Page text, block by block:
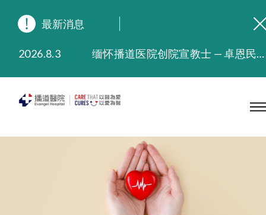
最新消息
2026.8.3
缅怀播道医院创院宣教士 — 卓恩民医生香港追思会
2025.9.23
本院在暴雨或台风警告信号 (包括黑色暴雨及8号或以上热带气旋警告信号) 下，仍会维持有限度服务。如有查询，可致电2711 5222。
2025.7.21
播道医院手机App已推出查阅病歷记录及求诊资料功能，请即下载